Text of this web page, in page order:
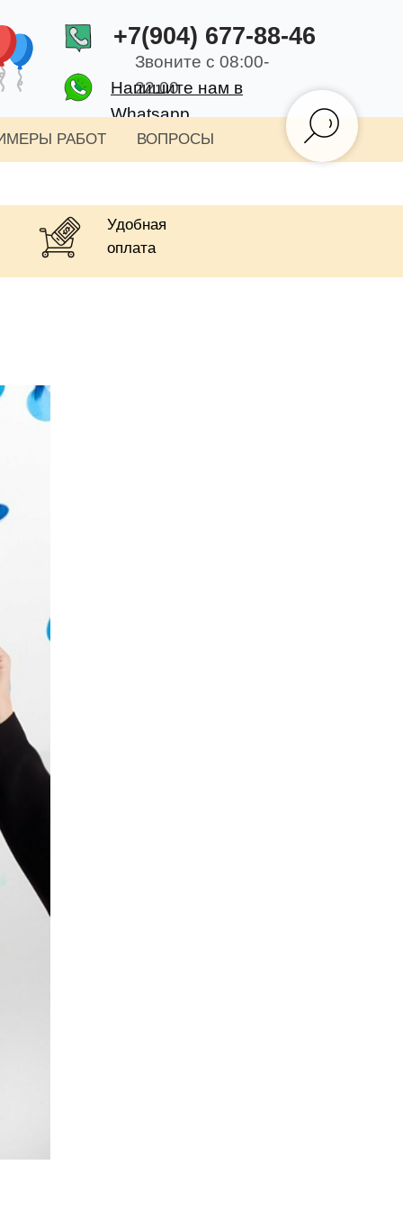
+7(904) 677-88-46
Звоните с 08:00-
22:00
Напишите нам в
Whatsapp
РАБОТ ВОПРОСЫ
Удобная
оплата